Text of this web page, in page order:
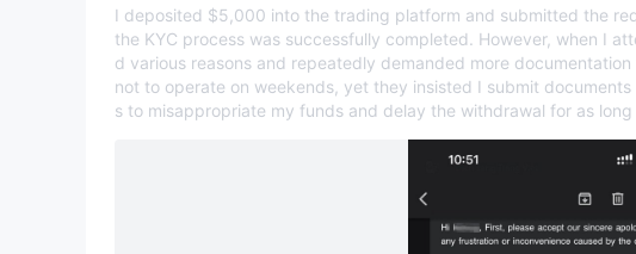
I deposited $5,000 into the trading platform and submitted the
the KYC process was successfully completed. However, when I
d various reasons and repeatedly demanded more
not to operate on weekends, yet they insisted I submit
s to misappropriate my funds and delay the withdrawal for as long